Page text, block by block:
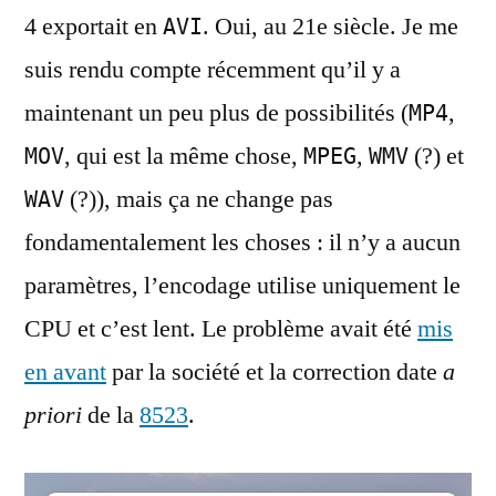
4 exportait en AVI. Oui, au 21e siècle. Je me
suis rendu compte récemment qu’il y a
maintenant un peu plus de possibilités (MP4,
MOV, qui est la même chose, MPEG, WMV (?) et
WAV (?)), mais ça ne change pas
fondamentalement les choses : il n’y a aucun
paramètres, l’encodage utilise uniquement le
CPU et c’est lent. Le problème avait été mis
en avantpar la société et la correction date a
prioride la8523.